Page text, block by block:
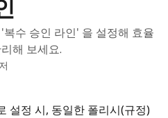
수 승인 라인' 을 설정해 효율
해 보세요.
설정 시, 동일한 폴리시(규정)